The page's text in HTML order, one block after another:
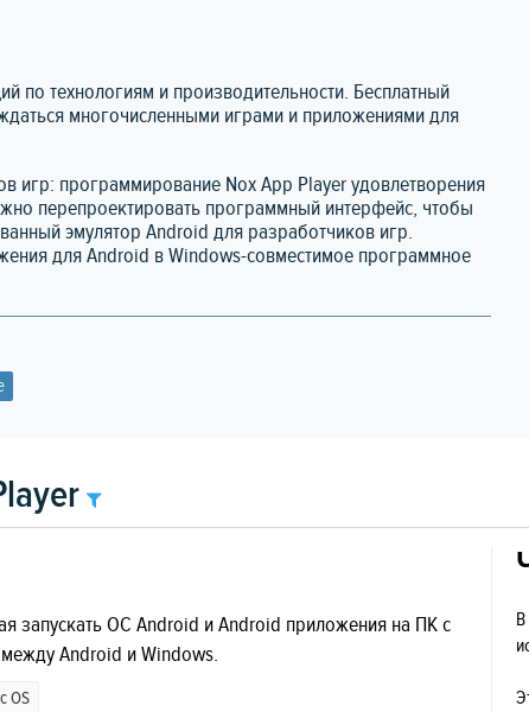
по технологиям и производительности. Бесплатный
многочисленными играми и приложениями для
игр: программирование Nox App Player удовлетворения
перепроектировать программный интерфейс, чтобы
эмулятор Android для разработчиков игр.
для Android в Windows-совместимое программное
запускать ОС Android и Android приложения на ПК с
Android и Windows.
OS